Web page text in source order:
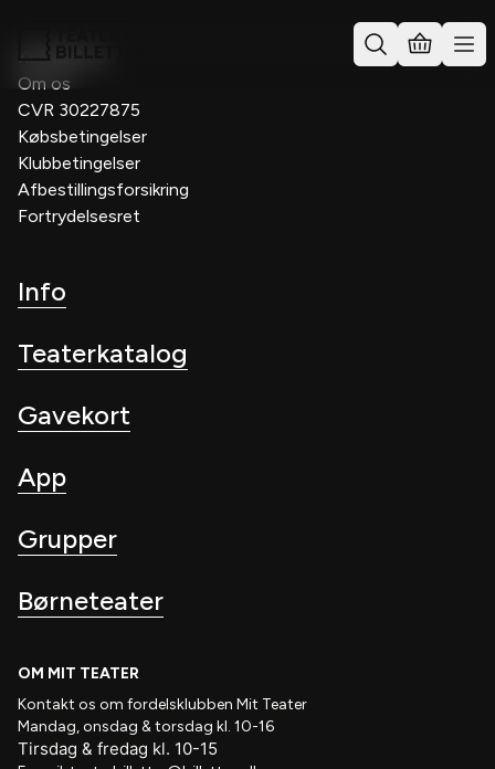
Kontakt os
Om os
CVR 30227875
Købsbetingelser
Klubbetingelser
Afbestillingsforsikring
Fortrydelsesret
Info
Teaterkatalog
Gavekort
App
Grupper
Børneteater
OM MIT TEATER
Kontakt os om fordelsklubben Mit Teater
Mandag, onsdag & torsdag kl. 10-16
Tirsdag & fredag kl. 10-15